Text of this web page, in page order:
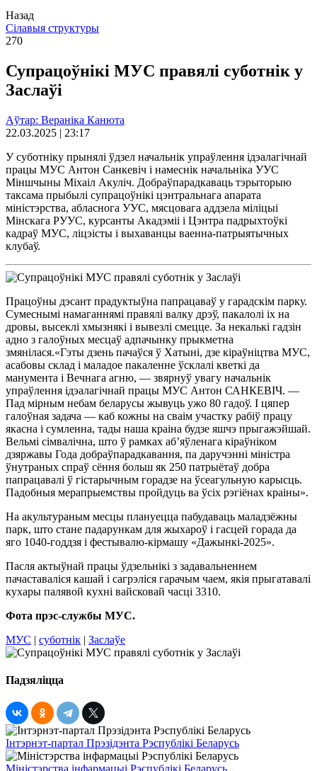
Назад
Сілавыя структуры
270
Супрацоўнікі МУС правялі суботнік у
Заслаўі
Аўтар: Вераніка Канюта
22.03.2025 | 23:17
У суботніку прынялі ўдзел начальнік упраўлення ідэалагічнай
працы МУС Антон Санкевіч і намеснік начальніка УУС
Міншчыны Міхаіл Акуліч. Добраўпарадкаваць тэрыторыю
таксама прыбылі супрацоўнікі цэнтральнага апарата
міністэрства, абласнога УУС, мясцовага аддзела міліцыі
Мінскага РУУС, курсанты Акадэміі і Цэнтра падрыхтоўкі
кадраў МУС, ліцэісты і выхаванцы ваенна-патрыятычных
клубаў.
Працоўны дэсант прадуктыўна папрацаваў у гарадскім парку.
Сумеснымі намаганнямі правялі валку дрэў, пакалолі іх на
дровы, высеклі хмызнякі і вывезлі смецце. За некалькі гадзін
адно з галоўных месцаў адпачынку прыкметна
змянілася.«Гэты дзень пачаўся ў Хатыні, дзе кіраўніцтва МУС,
асабовы склад і маладое пакаленне ўсклалі кветкі да
манумента і Вечнага агню, — звярнуў увагу начальнік
упраўлення ідэалагічнай працы МУС Антон САНКЕВІЧ. —
Пад мірным небам беларусы жывуць ужо 80 гадоў. І цяпер
галоўная задача — каб кожны на сваім участку рабіў працу
якасна і сумленна, тады наша краіна будзе яшчэ прыгажэйшай.
Вельмі сімвалічна, што ў рамках аб’яўленага кіраўніком
дзяржавы Года добраўпарадкавання, па даручэнні міністра
ўнутраных спраў сёння больш як 250 патрыётаў добра
папрацавалі ў гістарычным горадзе на ўсеагульную карысць.
Падобныя мерапрыемствы пройдуць ва ўсіх рэгіёнах краіны».
На акультураным месцы плануецца пабудаваць маладзёжны
парк, што стане падарункам для жыхароў і гасцей горада да
яго 1040-годдзя і фестывалю-кірмашу «Дажынкі-2025».
Пасля актыўнай працы ўдзельнікі з задавальненнем
пачаставаліся кашай і сагрэліся гарачым чаем, якія прыгатавалі
кухары палявой кухні вайсковай часці 3310.
Фота прэс-службы МУС.
МУС | суботнік | Заслаўе
Падзяліцца
Інтэрнэт-партал Прэзідэнта Рэспублікі Беларусь